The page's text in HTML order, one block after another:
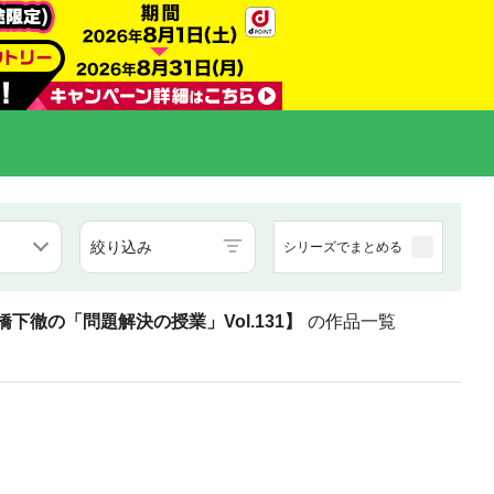
絞り込み シリーズでまとめる
徹の「問題解決の授業」Vol.131】 の作品一覧